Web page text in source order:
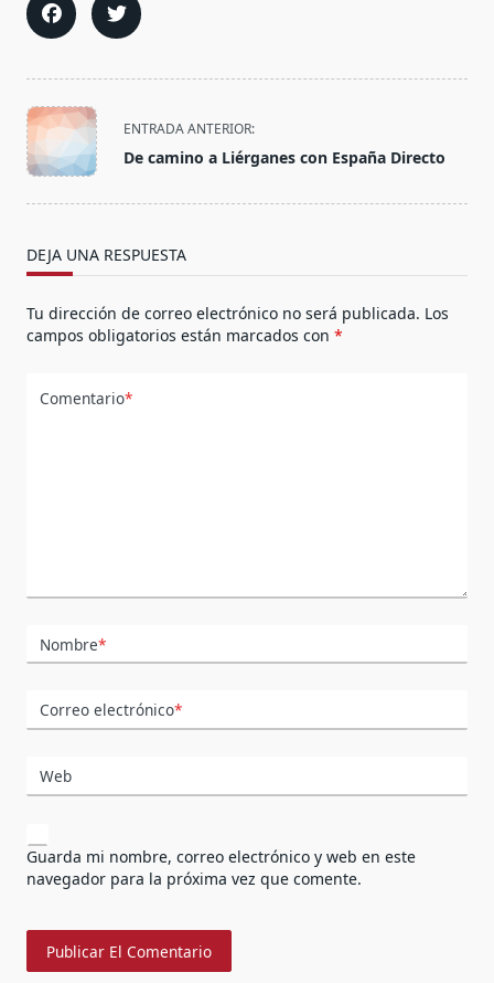
<span
class="nav-
subtitle
screen-
text">Página</span>
ENTRADA ANTERIOR:
De camino a Liérganes con España Directo
DEJA UNA RESPUESTA
Tu dirección de correo electrónico no será publicada. Los
campos obligatorios están marcados con *
Comentario*
Nombre*
Correo electrónico*
Web
Guarda mi nombre, correo electrónico y web en este
navegador para la próxima vez que comente.